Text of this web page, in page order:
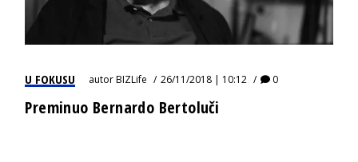
U FOKUSU autorBIZLife 26/11/2018 | 10:12 0
Preminuo Bernardo Bertoluči